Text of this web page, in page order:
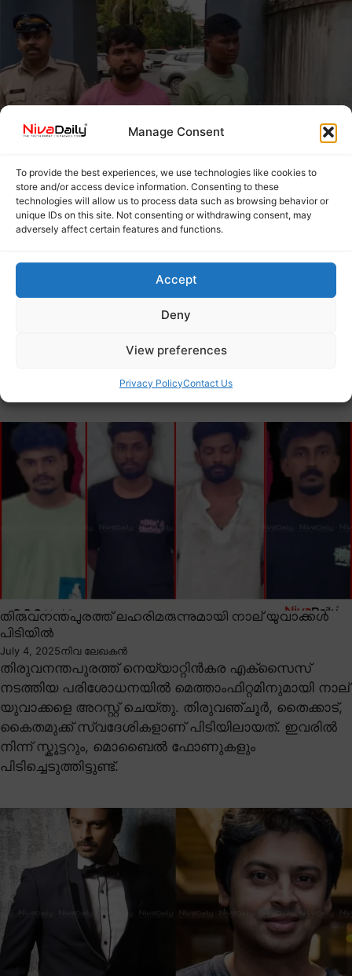
Manage Consent
To provide the best experiences, we use technologies like cookies to
store and/or access device information. Consenting to these
technologies will allow us to process data such as browsing behavior or
unique IDs on this site. Not consenting or withdrawing consent, may
adversely affect certain features and functions.
Accept
Deny
View preferences
Privacy PolicyContact Us
പെരുമ്പാവൂരിൽ രാസലഹരിയുമായി അസം സ്വദേശികൾ
പിടിയിൽ; പുനലൂരിൽ വയോധികയെ പീഡിപ്പിച്ച പ്രതി
അറസ്റ്റിൽ
പെരുമ്പാവൂരിൽ രാസലഹരിയുമായി അസം
സ്വദേശികളായ അർഫാൻ അലിയും ബഹാറുൾ
ഇസ്ലാമും പിടിയിലായി. ഇവരിൽ നിന്ന് 6.810 ഗ്രാം
ഹെറോയിൻ കണ്ടെടുത്തു. പുനലൂരിൽ
വാഹനാപകടത്തിൽ പരുക്കേറ്റ് കിടന്ന വയോധികയെ
പീഡിപ്പിച്ച ഏലാദിമംഗലം സ്വദേശി തുളസീധരനും
തിരുവനന്തപുരത്ത് ലഹരിമരുന്നുമായി നാല് യുവാക്കൾ
പിടിയിൽ
July 4, 2025നിവ ലേഖകൻ
തിരുവനന്തപുരത്ത് നെയ്യാറ്റിൻകര എക്സൈസ്
നടത്തിയ പരിശോധനയിൽ മെത്താംഫിറ്റമിനുമായി നാല്
യുവാക്കളെ അറസ്റ്റ് ചെയ്തു. തിരുവഞ്ചൂർ, തൈക്കാട്,
കൈതമുക്ക് സ്വദേശികളാണ് പിടിയിലായത്. ഇവരിൽ
നിന്ന് സ്കൂട്ടറും, മൊബൈൽ ഫോണുകളും
പിടിച്ചെടുത്തിട്ടുണ്ട്.